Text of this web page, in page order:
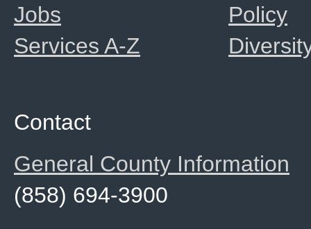
Policy
Jobs
Services A-Z
Contact
General County Information
(858) 694-3900